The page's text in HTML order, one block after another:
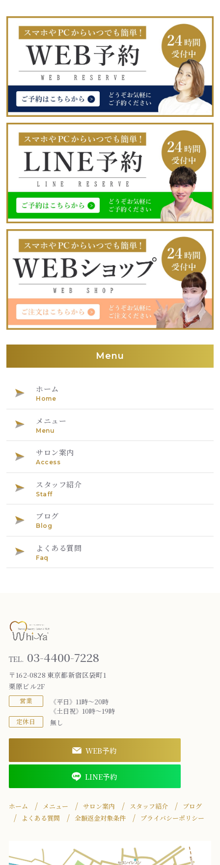
Menu
ホーム
Home
メニュー
Menu
サロン案内
Access
スタッフ紹介
Staff
ブログ
Blog
よくある質問
Faq
TEL. 03-4400-7228
〒162-0828 東京都新宿区袋町1
栗原ビル2F
営業
《平日》11時～20時
《土日祝》10時～19時
定休日 無し
WEB予約
LINE予約
ホーム メニュー サロン案内 スタッフ紹介
ブログ
よくある質問
全額返金対象条件 プライバシーポリシー